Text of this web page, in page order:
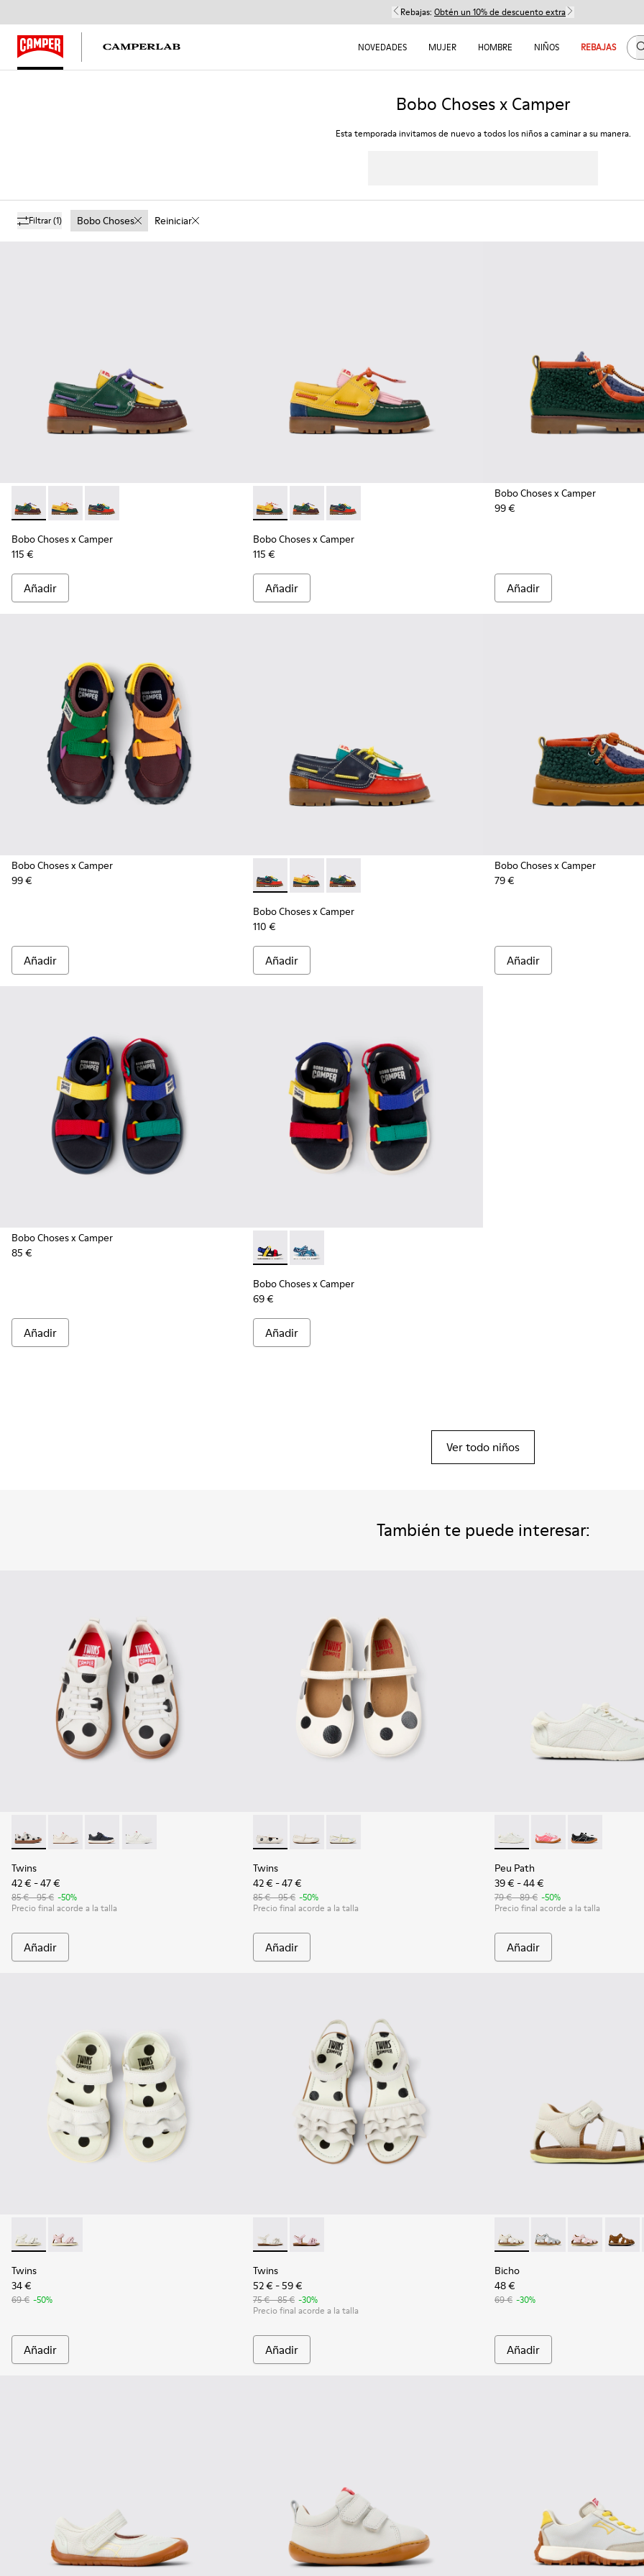
Rebajas: Obtén un 10% de descuento extra
NOVEDADES MUJER HOMBRE NIÑOS REBAJAS
Bobo Choses x Camper
Esta temporada invitamos de nuevo a todos los niños a caminar a su manera.
Filtrar(1) Bobo Choses Reiniciar
Bobo Choses x Camper - K800642-002 - Náutico multicolor de piel y nobuk para niños.
Bobo Choses x Camper - K800642-003 - Náuticos de piel y nobuk multicolor para niños.
Bobo Choses x Camper - K800642-001 - Mocasines de piel y nobuk multicolor para niños.
Bobo Choses x Camper
115 €
Añadir
Bobo Choses x Camper - K800642-003 - Náuticos de piel y nobuk multicolor
Bobo Choses x Camper - K800642-002 - Náutico multicolor de piel y
Bobo Choses x Camper - K800642-001 - Mocasines de piel y
Bobo Choses x Camper
115 €
Añadir
Bobo Choses x Camper
99 €
Añadir
Bobo Choses x Camper
99 €
Añadir
Bobo Choses x Camper - K800642-001 - Mocasines de piel y nobuk
Bobo Choses x Camper - K800642-003 - Náuticos de piel y nobuk
Bobo Choses x Camper - K800642-002 - Náutico multicolor
Bobo Choses x Camper
110 €
Añadir
Bobo Choses x Camper
79 €
Añadir
Bobo Choses x Camper
85 €
Añadir
Bobo Choses x Camper - K800527-003 - Sandalias de tejido multicolor para
Bobo Choses x Camper - K800527-001
Bobo Choses x Camper
69 €
Añadir
Ver todo niños
También te puede interesar:
Twins - K800247-031 - Sneakers de piel blancas para niños.
Twins - K800247-030
Twins - K800247-028 - Sneakers de piel azules para niños.
Twins - K800247-024
Twins
42 € - 47 €
85 € - 95 € -50%
Precio final acorde a la talla
Añadir
Twins - K800486-011 - Bailarinas de piel en blanco y negro para niños.
Twins - K800486-007
Twins - K800486-005
Twins
42 € - 47 €
85 € - 95 € -50%
Precio final acorde a la talla
Añadir
Peu Path - K800691-001 -
Peu Path - K800691-
Peu Path -
Peu Path
39 € - 44 €
79 € - 89 € -50%
Precio final acorde a la talla
Añadir
Twins - K800678-001 - Sandalias de piel blancas para niños.
Twins - K800678-002
Twins
34 €
69 € -50%
Añadir
Twins - K800676-001 - Sandalias de piel blancas para niños.
Twins - K800676-003
Twins
52 € - 59 €
75 € - 85 € -30%
Precio final acorde a la talla
Añadir
Bicho - 80372-081 -
Bicho - 80372-088
Bicho -Bicho
Bicho
48 €
69 € -30%
Añadir